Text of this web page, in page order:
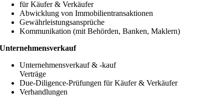
für Käufer & Verkäufer
Abwicklung von Immobilientransaktionen
Gewährleistungsansprüche
Kommunikation (mit Behörden, Banken, Maklern)
Unternehmensverkauf
Unternehmensverkauf & -kauf
Verträge
Due-Diligence-Prüfungen für Käufer & Verkäufer
Verhandlungen